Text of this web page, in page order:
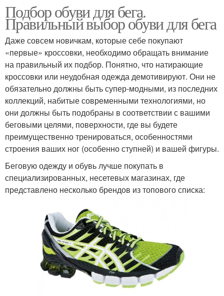
Подбор обуви для бега.
Правильный выбор обуви для бега
Даже совсем новичкам, которые себе покупают
«первые» кроссовки, необходимо обращать внимание
на правильный их подбор. Понятно, что натирающие
кроссовки или неудобная одежда демотивируют. Они не
обязательно должны быть супер-модными, из последних
коллекций, набитые современными технологиями, но
они должны быть подобраны в соответствии с вашими
беговыми целями, поверхности, где вы будете
преимущественно тренироваться, особенностями
строения ваших ног (особенно ступней) и вашей фигуры.
Беговую одежду и обувь лучше покупать в
специализированных, несетевых магазинах, где
представлено несколько брендов из топового списка: